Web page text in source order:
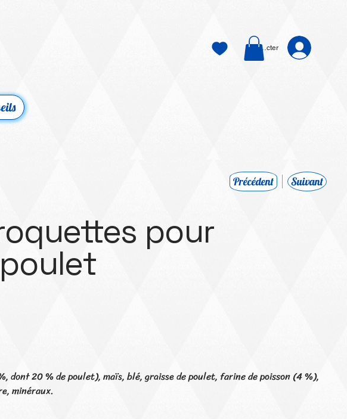
Se connecter
Précédent Suivant
pour
dont 20 % de poulet), maïs, blé, graisse de poulet, farine de poisson (4 %),
minéraux.